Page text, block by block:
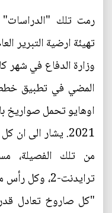
رمت تلك
تهيئة ارضية التبرير
المضي في تطبيق
اوهايو تحمل صواريخ
2021. يشار الى
ترايدنت-2،